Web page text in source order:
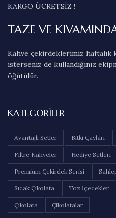
KARGO ÜCRETSİZ !
TAZE VE
Kahve çekirdeklerimiz
isterseniz de kullandığınız
öğütülür.
KATEGORILER
Avantajlı Setler Bitki Çayları
Filtre Kahveler Hediye Setleri
Premium Çekirdek Serisi
Sıcak Çikolata Toz İçecekler
Çikolata Çikolatalar